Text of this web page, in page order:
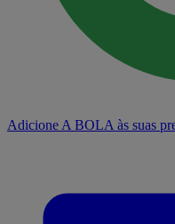
Adicione A BOLA às suas